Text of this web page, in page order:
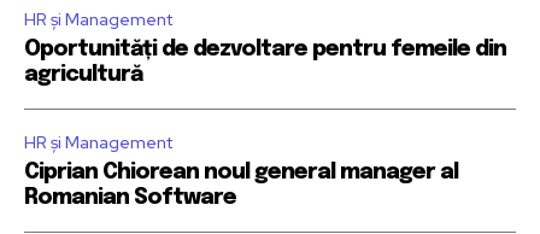
HR și Management
Oportunități de dezvoltare pentru femeile din
agricultură
HR și Management
Ciprian Chiorean noul general manager al
Romanian Software